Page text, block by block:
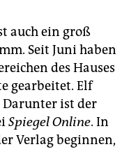
auch ein groß
Seit Juni haben
des Hauses
gearbeitet. Elf
Darunter ist der
Spiegel Online. In
Verlag beginnen,